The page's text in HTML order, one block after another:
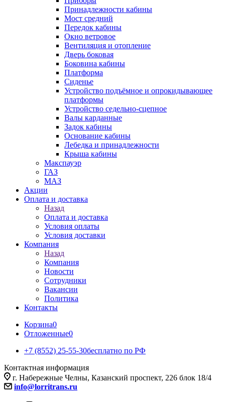
Принадлежности кабины
Мост средний
Передок кабины
Окно ветровое
Вентиляция и отопление
Дверь боковая
Боковина кабины
Платформа
Сиденье
Устройство подъёмное и опрокидывающее
платформы
Устройство седельно-сцепное
Валы карданные
Задок кабины
Основание кабины
Лебедка и принадлежности
Крыша кабины
Макспауэр
ГАЗ
МАЗ
Акции
Оплата и доставка
Назад
Оплата и доставка
Условия оплаты
Условия доставки
Компания
Назад
Компания
Новости
Сотрудники
Вакансии
Политика
Контакты
Корзина0
Отложенные0
+7 (8552) 25-55-30бесплатно по РФ
Контактная информация
г. Набережные Челны, Казанский проспект, 226 блок 18/4
info@lorritrans.ru